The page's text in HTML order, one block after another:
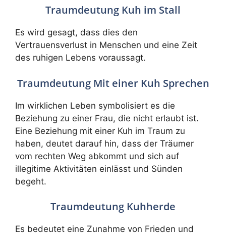
Traumdeutung Kuh im Stall
Es wird gesagt, dass dies den
Vertrauensverlust in Menschen und eine Zeit
des ruhigen Lebens voraussagt.
Traumdeutung Mit einer Kuh Sprechen
Im wirklichen Leben symbolisiert es die
Beziehung zu einer Frau, die nicht erlaubt ist.
Eine Beziehung mit einer Kuh im Traum zu
haben, deutet darauf hin, dass der Träumer
vom rechten Weg abkommt und sich auf
illegitime Aktivitäten einlässt und Sünden
begeht.
Traumdeutung Kuhherde
Es bedeutet eine Zunahme von Frieden und